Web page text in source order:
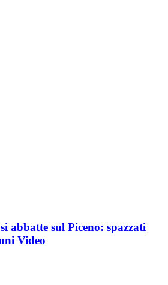
abbatte sul Piceno: spazzati
Video